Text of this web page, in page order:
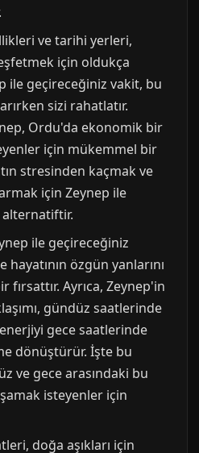
ve tarihi yerleri,
için oldukça
ile geçireceğiniz vakit, bu
sizi rahatlatır.
Ordu'da ekonomik bir
için mükemmel bir
stresinden kaçmak ve
için Zeynep ile
ile geçireceğiniz
özgün yanlarını
Ayrıca, Zeynep'in
gündüz saatlerinde
gece saatlerinde
dönüştürür. İşte bu
ve gece arasındaki bu
isteyenler için
doğa aşıkları için